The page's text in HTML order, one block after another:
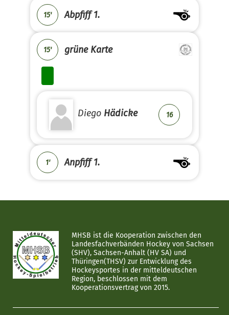
15' Abpfiff 1.
15' grüne Karte
Diego Hädicke 16
1' Anpfiff 1.
MHSB ist die Kooperation zwischen den
Landesfachverbänden Hockey von Sachsen
(SHV), Sachsen-Anhalt (HV SA) und
Thüringen(THSV) zur Entwicklung des
Hockeysportes in der mitteldeutschen
Region, beschlossen mit dem
Kooperationsvertrag von 2015.